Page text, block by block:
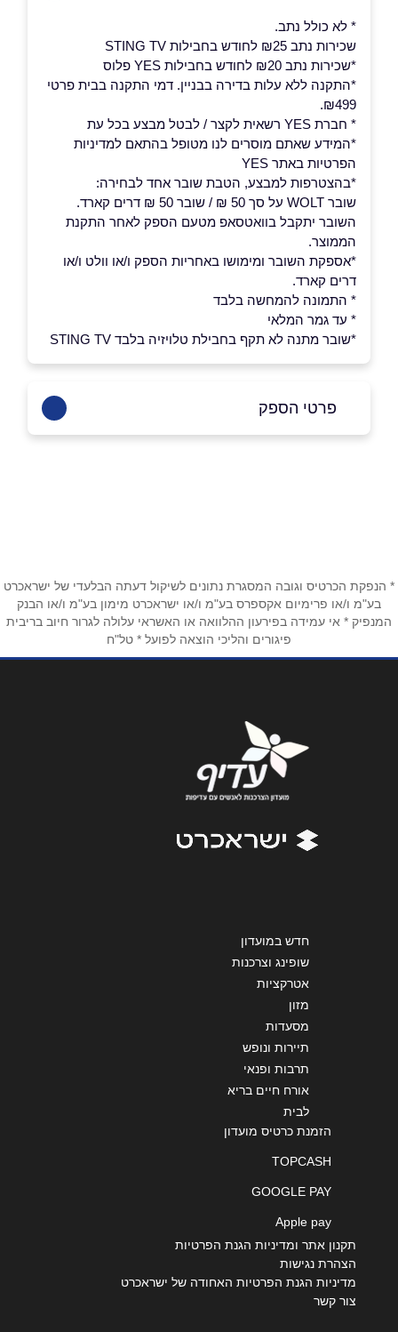
* לא כולל נתב.
שכירות נתב ₪25 לחודש בחבילות STING TV
*שכירות נתב ₪20 לחודש בחבילות YES פלוס
*התקנה ללא עלות בדירה בבניין. דמי התקנה בבית פרטי
₪499.
* חברת YES רשאית לקצר / לבטל מבצע בכל עת
*המידע שאתם מוסרים לנו מטופל בהתאם למדיניות
הפרטיות באתר YES
*בהצטרפות למבצע, הטבת שובר אחד לבחירה:
שובר WOLT על סך 50 ₪ / שובר 50 ₪ דרים קארד.
השובר יתקבל בוואטסאפ מטעם הספק לאחר התקנת
הממוצר.
*אספקת השובר ומימושו באחריות הספק ו/או וולט ו/או
דרים קארד.
* התמונה להמחשה בלבד
* עד גמר המלאי
*שובר מתנה לא תקף בחבילת טלויזיה בלבד STING TV
פרטי הספק
אימייל*
* הנפקת הכרטיס וגובה המסגרת נתונים לשיקול דעתה הבלעדי של ישראכרט
בע"מ ו/או פרימיום אקספרס בע"מ ו/או ישראכרט מימון בע"מ ו/או הבנק
המנפיק * אי עמידה בפירעון ההלוואה או האשראי עלולה לגרור חיוב בריבית
פיגורים והליכי הוצאה לפועל * טל"ח
חדש במועדון
שופינג וצרכנות
אטרקציות
מזון
מסעדות
תיירות ונופש
תרבות ופנאי
אורח חיים בריא
לבית
הזמנת כרטיס מועדון
TOPCASH
GOOGLE PAY
Apple pay
תקנון אתר ומדיניות הגנת הפרטיות
הצהרת נגישות
מדיניות הגנת הפרטיות האחודה של ישראכרט
צור קשר